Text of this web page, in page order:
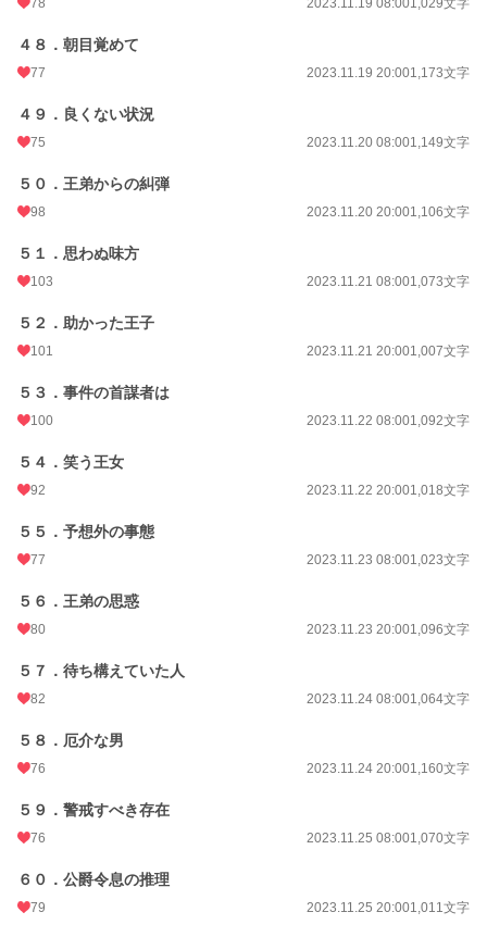
78 2023.11.19 08:001,029文字
４８．朝目覚めて
77 2023.11.19 20:001,173文字
４９．良くない状況
75 2023.11.20 08:001,149文字
５０．王弟からの糾弾
98 2023.11.20 20:001,106文字
５１．思わぬ味方
103 2023.11.21 08:001,073文字
５２．助かった王子
101 2023.11.21 20:001,007文字
５３．事件の首謀者は
100 2023.11.22 08:001,092文字
５４．笑う王女
92 2023.11.22 20:001,018文字
５５．予想外の事態
77 2023.11.23 08:001,023文字
５６．王弟の思惑
80 2023.11.23 20:001,096文字
５７．待ち構えていた人
82 2023.11.24 08:001,064文字
５８．厄介な男
76 2023.11.24 20:001,160文字
５９．警戒すべき存在
76 2023.11.25 08:001,070文字
６０．公爵令息の推理
79 2023.11.25 20:001,011文字